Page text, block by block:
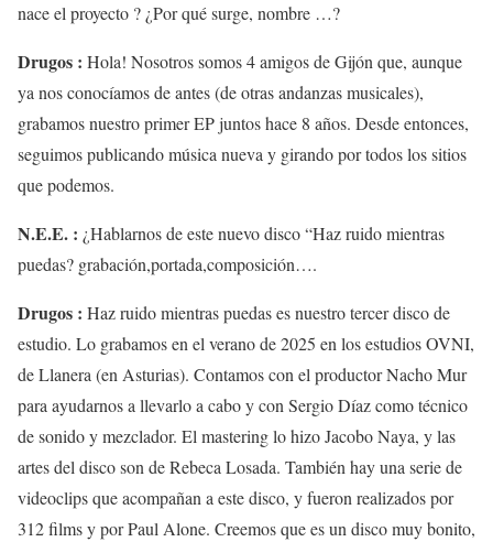
nace el proyecto ? ¿Por qué surge, nombre …?
Drugos : Hola! Nosotros somos 4 amigos de Gijón que, aunque
ya nos conocíamos de antes (de otras andanzas musicales),
grabamos nuestro primer EP juntos hace 8 años. Desde entonces,
seguimos publicando música nueva y girando por todos los sitios
que podemos.
N.E.E. : ¿Hablarnos de este nuevo disco “Haz ruido mientras
puedas? grabación,portada,composición….
Drugos : Haz ruido mientras puedas es nuestro tercer disco de
estudio. Lo grabamos en el verano de 2025 en los estudios OVNI,
de Llanera (en Asturias). Contamos con el productor Nacho Mur
para ayudarnos a llevarlo a cabo y con Sergio Díaz como técnico
de sonido y mezclador. El mastering lo hizo Jacobo Naya, y las
artes del disco son de Rebeca Losada. También hay una serie de
videoclips que acompañan a este disco, y fueron realizados por
312 films y por Paul Alone. Creemos que es un disco muy bonito,